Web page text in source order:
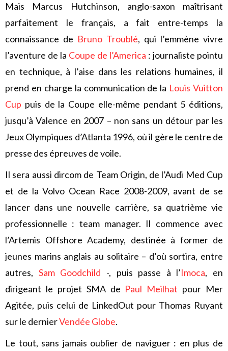
Mais Marcus Hutchinson, anglo-saxon maîtrisant
parfaitement le français, a fait entre-temps la
connaissance de Bruno Troublé, qui l’emmène vivre
l’aventure de la Coupe de l’America : journaliste pointu
en technique, à l’aise dans les relations humaines, il
prend en charge la communication de la Louis Vuitton
Cup puis de la Coupe elle-même pendant 5 éditions,
jusqu’à Valence en 2007 – non sans un détour par les
Jeux Olympiques d’Atlanta 1996, où il gère le centre de
presse des épreuves de voile.
Il sera aussi dircom de Team Origin, de l’Audi Med Cup
et de la Volvo Ocean Race 2008-2009, avant de se
lancer dans une nouvelle carrière, sa quatrième vie
professionnelle : team manager. Il commence avec
l’Artemis Offshore Academy, destinée à former de
jeunes marins anglais au solitaire – d’où sortira, entre
autres, Sam Goodchild -, puis passe à l’Imoca, en
dirigeant le projet SMA de Paul Meilhat pour Mer
Agitée, puis celui de LinkedOut pour Thomas Ruyant
sur le dernierVendée Globe.
Le tout, sans jamais oublier de naviguer : en plus de